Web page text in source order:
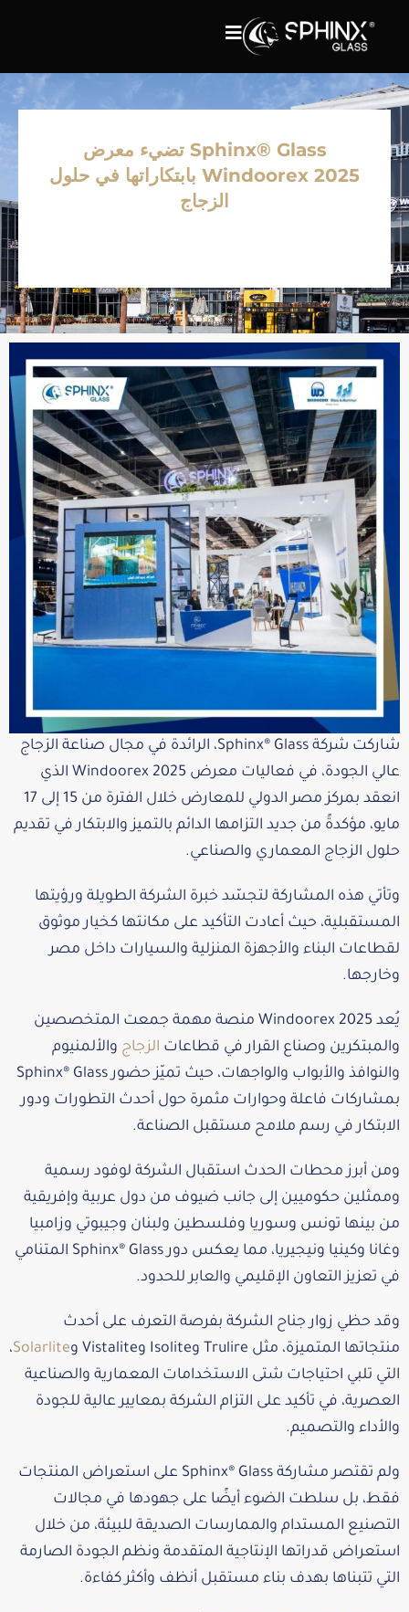
Sphinx® Glass تضيء معرض
Windoorex 2025 بابتكاراتها في حلول
الزجاج
شاركت شركة Sphinx® Glass، الرائدة في مجال صناعة الزجاج
عالي الجودة، في فعاليات معرض Windoorex 2025 الذي
انعقد بمركز مصر الدولي للمعارض خلال الفترة من 15 إلى 17
مايو، مؤكدةً من جديد التزامها الدائم بالتميز والابتكار في تقديم
حلول الزجاج المعماري والصناعي.
وتأتي هذه المشاركة لتجسّد خبرة الشركة الطويلة ورؤيتها
المستقبلية، حيث أعادت التأكيد على مكانتها كخيار موثوق
لقطاعات البناء والأجهزة المنزلية والسيارات داخل مصر
وخارجها.
يُعد Windoorex 2025 منصة مهمة جمعت المتخصصين
والمبتكرين وصناع القرار في قطاعات الزجاج والألمنيوم
والنوافذ والأبواب والواجهات، حيث تميّز حضور Sphinx® Glass
بمشاركات فاعلة وحوارات مثمرة حول أحدث التطورات ودور
الابتكار في رسم ملامح مستقبل الصناعة.
ومن أبرز محطات الحدث استقبال الشركة لوفود رسمية
وممثلين حكوميين إلى جانب ضيوف من دول عربية وإفريقية
من بينها تونس وسوريا وفلسطين ولبنان وجيبوتي وزامبيا
وغانا وكينيا ونيجيريا، مما يعكس دور Sphinx® Glass المتنامي
في تعزيز التعاون الإقليمي والعابر للحدود.
وقد حظي زوار جناح الشركة بفرصة التعرف على أحدث
منتجاتها المتميزة، مثل Trulire وIsolite وVistalite و
Solarlite،
التي تلبي احتياجات شتى الاستخدامات المعمارية والصناعية
العصرية، في تأكيد على التزام الشركة بمعايير عالية للجودة
والأداء والتصميم.
ولم تقتصر مشاركة Sphinx® Glass على استعراض المنتجات
فقط، بل سلطت الضوء أيضًا على جهودها في مجالات
التصنيع المستدام والممارسات الصديقة للبيئة، من خلال
استعراض قدراتها الإنتاجية المتقدمة ونظم الجودة الصارمة
التي تتبناها بهدف بناء مستقبل أنظف وأكثر كفاءة.